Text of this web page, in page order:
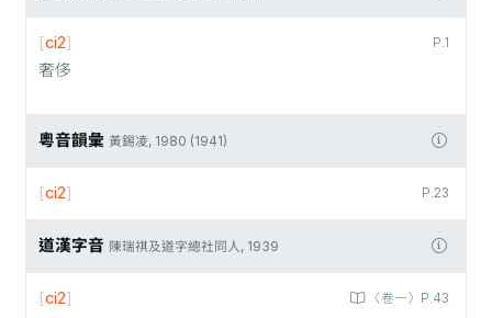
P.1
[ci2]
奢侈
粵音韻彙 黃錫凌, 1980 (1941)
P.23
[ci2]
道漢字音 陳瑞祺及道字總社同人, 1939
〈卷一〉P.43
[ci2]